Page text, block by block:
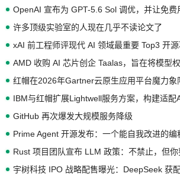
OpenAI 宣布为 GPT-5.6 Sol 调优，并让免费
许多顶级实验室的人现在几乎不读论文了
xAI 前工程师评现代 AI 领域最重要 Top3 开源
红帽在2026年Gartner云原生应用平台魔力象
GitHub 再次爆发大规模服务降级